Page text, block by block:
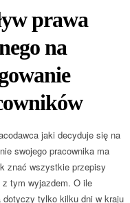
prawa
na
jaki decyduje się na
swojego pracownika ma
znać wszystkie przepisy
z tym wyjazdem. O ile
dotyczy tylko kilku dni w kraju